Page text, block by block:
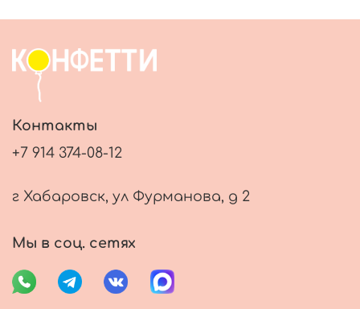
Контакты
+7 914 374-08-12
г Хабаровск, ул Фурманова, д 2
Мы в соц. сетях